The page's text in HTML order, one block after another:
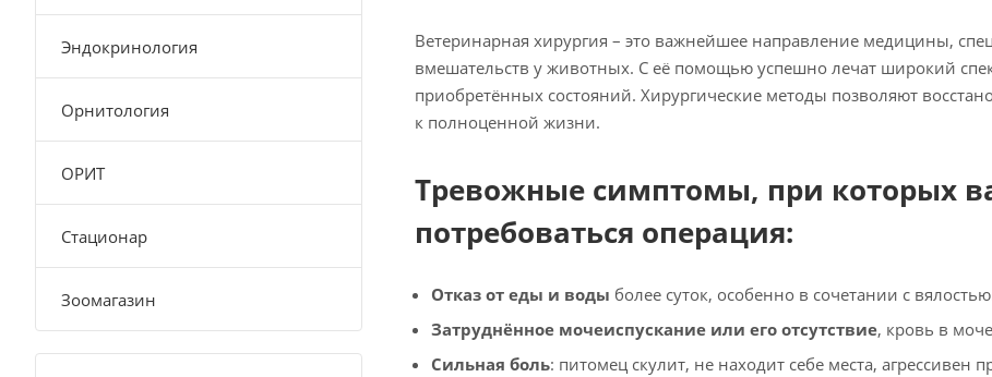
Ветеринарная хирургия – это важнейшее направление медицины,
вмешательств у животных. С её помощью успешно лечат широкий
приобретённых состояний. Хирургические методы позволяют
к полноценной жизни.
Тревожные симптомы, при которых
потребоваться операция:
Отказ от еды и воды более суток, особенно в сочетании с
Затруднённое мочеиспускание или его отсутствие, кровь в
Сильная боль: питомец скулит, не находит себе места, агрессивен
Эндокринология
Орнитология
ОРИТ
Стационар
Зоомагазин